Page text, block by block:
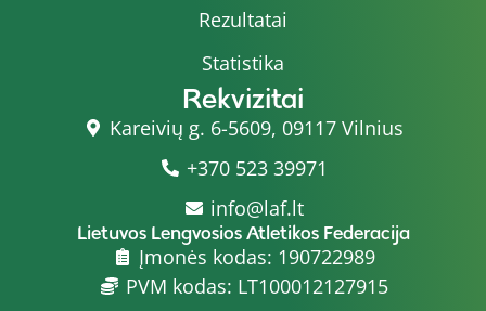
Rezultatai
Statistika
Rekvizitai
Kareivių g. 6-5609, 09117 Vilnius
+370 523 39971
info@laf.lt
Lietuvos Lengvosios Atletikos Federacija
Įmonės kodas: 190722989
PVM kodas: LT100012127915